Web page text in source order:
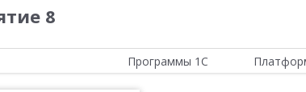
8
Программы 1С